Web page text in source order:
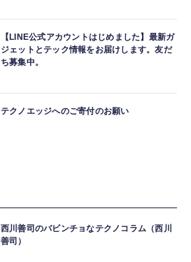
【LINE公式アカウントはじめました】最新ガ
ジェットとテック情報をお届けします。友だ
ち募集中。
テクノエッジへのご寄付のお願い
西川善司のバビンチョなテクノコラム（西川
善司）